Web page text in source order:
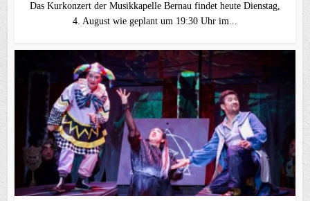
Das Kurkonzert der Musikkapelle Bernau findet heute Dienstag,
4. August wie geplant um 19:30 Uhr im...